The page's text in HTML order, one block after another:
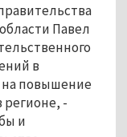
Павел
в
на повышение
-
и